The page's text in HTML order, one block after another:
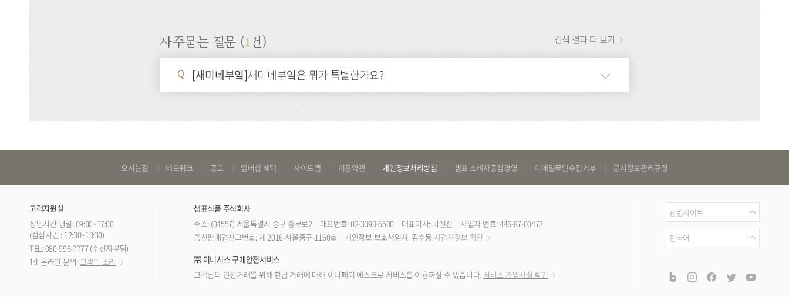
자주묻는 질문 (1건)
Q [새미네부엌]새미네부엌은 뭐가 특별한가요?
검색 결과 더 보기
로
기
링
크
오시는길 네트워크 공고 멤버십 혜택 사이트맵 이용약관 개인정보처리방침 샘표 소비자중심경영 이메일무단수집거부 공시정보관리규정
관
련
사
트
관련사이트
언
한국어
공
식
blog instagramfacebook
twitter
고객지원실
상담시간 평일: 09:00~17:00
(점심시간 : 12:30~13:30)
TEL: 080-996-7777 (수신자부담)
1:1 온라인 문의: 고객의 소리
샘표식품 주식회사
주소: (04557) 서울특별시 중구 충무로2
대표번호: 02-3393-5500 대표이사: 박진선
사업자 번호: 446-87-00473
통신판매업신고번호: 제 2016-서울중구-1160호
개인정보 보호책임자: 김수동 사업자정보 확인
㈜ 이니시스 구매안전서비스
고객님의 안전거래를 위해 현금 거래에 대해 이니페이 에스크로 서비스를 이용하실 수 있습니다. 서비스 가입사실 확인